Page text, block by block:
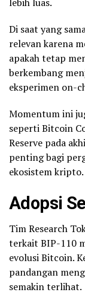
Di saat yang
relevan karena
apakah tetap
berkembang
eksperimen on-
Momentum ini
seperti Bitcoin
Reserve pada
penting bagi
ekosistem kripto.
Adopsi
Tim Research
terkait BIP-110
evolusi Bitcoin.
pandangan
semakin terlihat.